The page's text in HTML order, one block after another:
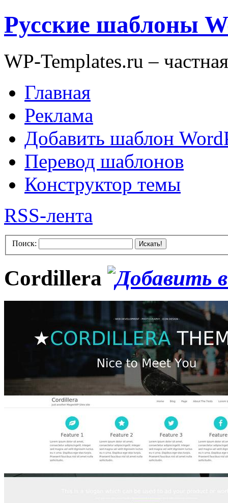
Русские шаблоны
WP-Templates.ru –
Главная
Реклама
Добавить шаблон
Перевод шаблонов
Конструктор темы
RSS-лента
Поиск: Искать!
Cordillera